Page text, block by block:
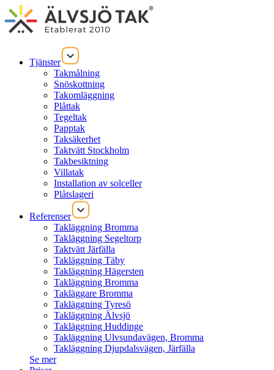
Tjänster
Takmålning
Snöskottning
Takomläggning
Plåttak
Tegeltak
Papptak
Taksäkerhet
Taktvätt Stockholm
Takbesiktning
Villatak
Installation av solceller
Plåtslageri
Referenser
Takläggning Bromma
Takläggning Segeltorp
Taktvätt Järfälla
Takläggning Täby
Takläggning Hägersten
Takläggning Bromma
Takläggare Bromma
Takläggning Tyresö
Takläggning Älvsjö
Takläggning Huddinge
Takläggning Ulvsundavägen, Bromma
Takläggning Djupdalsvägen, Järfälla
Se mer